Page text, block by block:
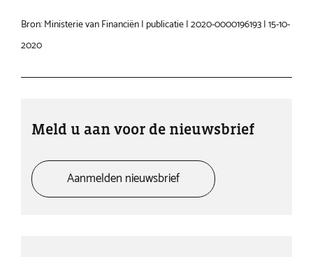
Meld u aan voor de nieuwsbrief
Aanmelden nieuwsbrief
Bron: Ministerie van Financiën | publicatie | 2020-0000196193 | 15-10-
2020